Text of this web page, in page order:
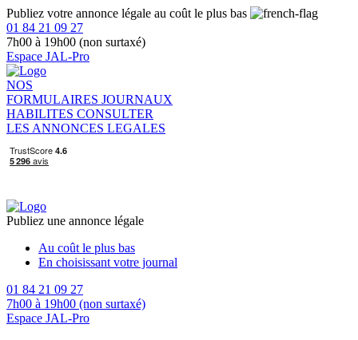
Publiez votre annonce légale au coût le plus bas
01 84 21 09 27
7h00 à 19h00 (non surtaxé)
Espace JAL-Pro
NOS
FORMULAIRES JOURNAUX
HABILITES CONSULTER
LES ANNONCES LEGALES
Publiez une annonce légale
Au coût le plus bas
En choisissant votre journal
01 84 21 09 27
7h00 à 19h00 (non surtaxé)
Espace JAL-Pro